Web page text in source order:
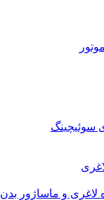
سوئیچینگ
و ماساژور بدن